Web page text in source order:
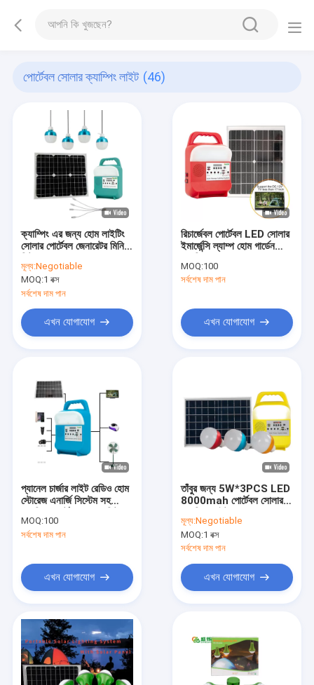
পোর্টেবল সোলার ক্যাম্পিং লাইট (46)
ক্যাম্পিং এর জন্য হোম লাইটিং
সোলার পোর্টেবল জেনারেটর মিনি
স্টেশন
মূল্য:Negotiable
MOQ:1 বক্স
সর্বশেষ দাম পান
এখন যোগাযোগ
রিচার্জেবল পোর্টেবল LED সোলার
ইমার্জেন্সি ল্যাম্প হোম গার্ডেন
MOQ:100
সর্বশেষ দাম পান
এখন যোগাযোগ
প্যানেল চার্জার লাইট রেডিও হোম
স্টোরেজ এনার্জি সিস্টেম সহ
MOQ:100
সর্বশেষ দাম পান
এখন যোগাযোগ
তাঁবুর জন্য 5W*3PCS LED
8000mah পোর্টেবল সোলার
মূল্য:Negotiable
MOQ:1 বক্স
সর্বশেষ দাম পান
এখন যোগাযোগ